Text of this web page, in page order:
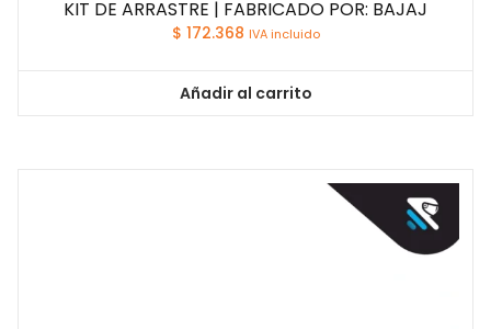
KIT DE ARRASTRE | FABRICADO POR: BAJAJ
$ 172.368 IVA incluido
Añadir al carrito